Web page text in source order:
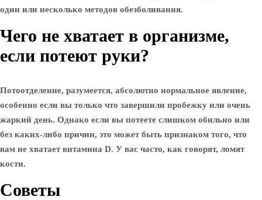
один или несколько методов обезболивания.
Чего не хватает в организме,
если потеют руки?
Потоотделение, разумеется, абсолютно нормальное явление,
особенно если вы только что завершили пробежку или очень
жаркий день. Однако если вы потеете слишком обильно или
без каких-либо причин, это может быть признаком того, что
вам не хватает витамина D. У вас часто, как говорят, ломят
кости.
Советы